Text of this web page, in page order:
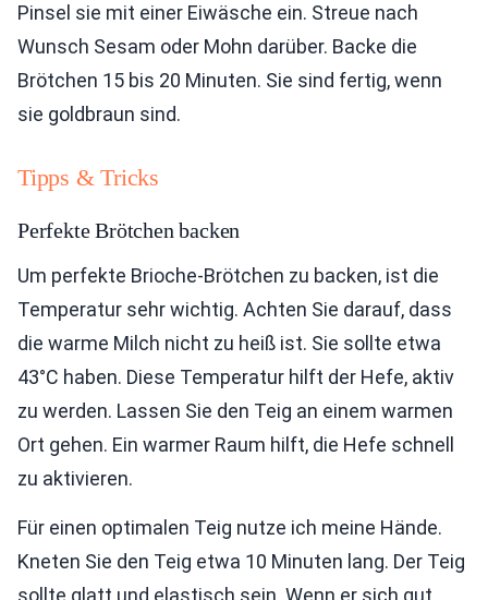
Pinsel sie mit einer Eiwäsche ein. Streue nach
Wunsch Sesam oder Mohn darüber. Backe die
Brötchen 15 bis 20 Minuten. Sie sind fertig, wenn
sie goldbraun sind.
Tipps & Tricks
Perfekte Brötchen backen
Um perfekte Brioche-Brötchen zu backen, ist die
Temperatur sehr wichtig. Achten Sie darauf, dass
die warme Milch nicht zu heiß ist. Sie sollte etwa
43°C haben. Diese Temperatur hilft der Hefe, aktiv
zu werden. Lassen Sie den Teig an einem warmen
Ort gehen. Ein warmer Raum hilft, die Hefe schnell
zu aktivieren.
Für einen optimalen Teig nutze ich meine Hände.
Kneten Sie den Teig etwa 10 Minuten lang. Der Teig